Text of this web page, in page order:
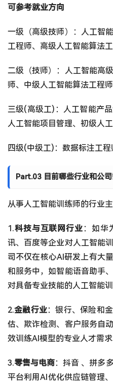
可参考就业方向
一级（高级技师）：人工智
工程师、高级人工智能算法
二级（技师）：人工智能高
师、中级人工智能算法工程师
三级(高级工)：人工智能产
人工智能项目管理、初级人
四级(中级工)：数据标注工
Part.03 目前哪些行业和公
从事人工智能训练师的行业
1.科技与互联网行业 ：如华
讯、百度等企业对人工智能
司不仅在核心AI研发上有大
和服务中，如智能语音助手
对具备专业技能的人工智能
2.金融行业：银行、保险和
估、欺诈检测、客户服务自
效训练AI模型的专业人才需求
3.零售与电商：抖音 、拼多
平台利用AI优化供应链管理